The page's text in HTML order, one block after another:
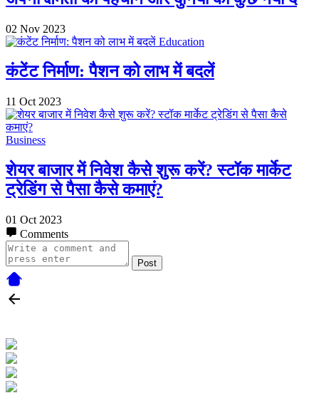
02 Nov 2023
Education
कंटेंट निर्माण: पैशन को लाभ में बदलें
11 Oct 2023
Business
शेयर बाजार में निवेश कैसे शुरू करें? स्टॉक मार्केट
ट्रेडिंग से पैसा कैसे कमाएं?
01 Oct 2023
Comments
Post